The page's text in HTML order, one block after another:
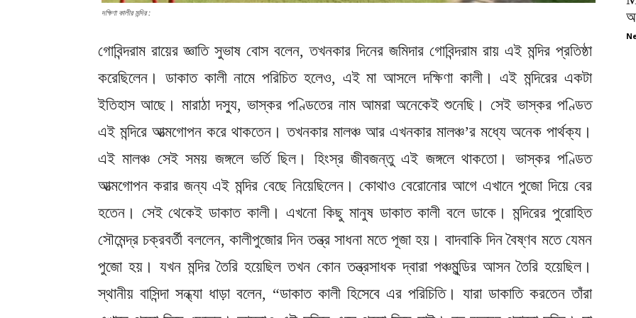
দক্ষিণা কালীর মন্দির :
গোবিন্দরাম রায়ের জ্ঞাতি সুভাষ বোস বলেন, তখনকার দিনের জমিদার গোবিন্দরাম রায় এই মন্দির প্রতিষ্ঠা
করেছিলেন। ডাকাত কালী নামে পরিচিত হলেও, এই মা আসলে দক্ষিণা কালী। এই মন্দিরের একটা
ইতিহাস আছে। মারাঠা দস্যু, ভাস্কর পণ্ডিতের নাম আমরা অনেকেই শুনেছি। সেই ভাস্কর পণ্ডিত
এই মন্দিরে আত্মগোপন করে থাকতেন। তখনকার মালঞ্চ আর এখনকার মালঞ্চ’র মধ্যে অনেক পার্থক্য।
এই মালঞ্চ সেই সময় জঙ্গলে ভর্তি ছিল। হিংস্র জীবজন্তু এই জঙ্গলে থাকতো। ভাস্কর পণ্ডিত
আত্মগোপন করার জন্য এই মন্দির বেছে নিয়েছিলেন। কোথাও বেরোনোর আগে এখানে পুজো দিয়ে বের
হতেন। সেই থেকেই ডাকাত কালী। এখনো কিছু মানুষ ডাকাত কালী বলে ডাকে। মন্দিরের পুরোহিত
সৌমেন্দ্র চক্রবর্তী বললেন, কালীপুজোর দিন তন্ত্র সাধনা মতে পূজা হয়। বাদবাকি দিন বৈষ্ণব মতে যেমন
পুজো হয়। যখন মন্দির তৈরি হয়েছিল তখন কোন তন্ত্রসাধক দ্বারা পঞ্চমুন্ডির আসন তৈরি হয়েছিল।
স্থানীয় বাসিন্দা সন্ধ্যা ধাড়া বলেন, “ডাকাত কালী হিসেবে এর পরিচিতি। যারা ডাকাতি করতেন তাঁরা